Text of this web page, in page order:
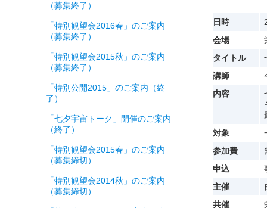
日時
会場
タイトル
講師
内容
対象
参加費
申込
主催
共催
（募集終了）
「特別観望会2016春」のご案内
（募集終了）
「特別観望会2015秋」のご案内
（募集終了）
「特別公開2015」のご案内（終
了）
「七夕宇宙トーク」開催のご案内
（終了）
「特別観望会2015春」のご案内
（募集締切）
「特別観望会2014秋」のご案内
（募集締切）